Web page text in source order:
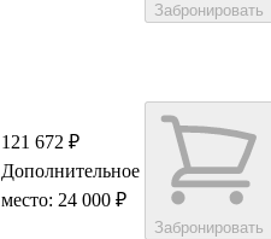
Забронировать
121 672 ₽
Дополнительное
место: 24 000 ₽
Забронировать